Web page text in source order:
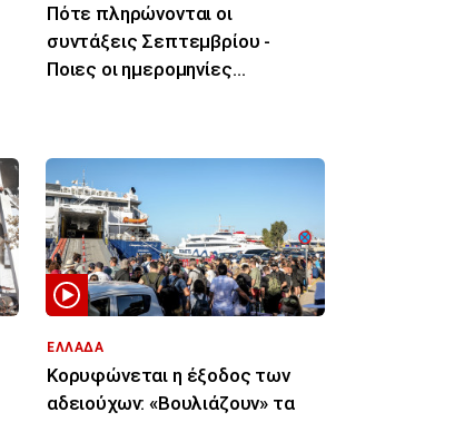
Πότε πληρώνονται οι
συντάξεις Σεπτεμβρίου -
Ποιες οι ημερομηνίες
ΕΛΛΑΔΑ
Κορυφώνεται η έξοδος των
αδειούχων: «Βουλιάζουν» τα